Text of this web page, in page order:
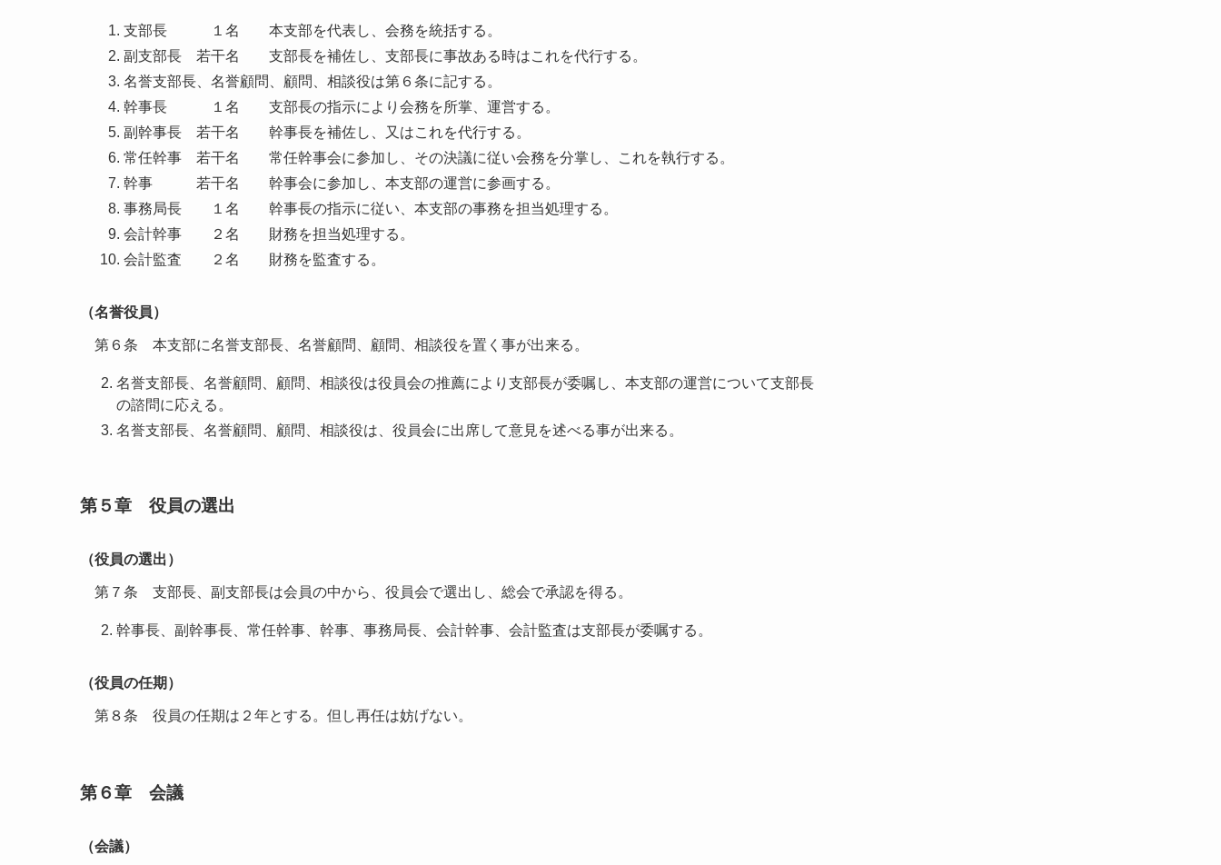
支部長 １名 本支部を代表し、会務を統括する。
副支部長 若干名 支部長を補佐し、支部長に事故ある時はこれを代行する。
名誉支部長、名誉顧問、顧問、相談役は第６条に記する。
幹事長 １名 支部長の指示により会務を所掌、運営する。
副幹事長 若干名 幹事長を補佐し、又はこれを代行する。
常任幹事 若干名 常任幹事会に参加し、その決議に従い会務を分掌し、これを執行する。
幹事 若干名 幹事会に参加し、本支部の運営に参画する。
事務局長 １名 幹事長の指示に従い、本支部の事務を担当処理する。
会計幹事 ２名 財務を担当処理する。
会計監査 ２名 財務を監査する。
（名誉役員）
第６条 本支部に名誉支部長、名誉顧問、顧問、相談役を置く事が出来る。
名誉支部長、名誉顧問、顧問、相談役は役員会の推薦により支部長が委嘱し、本支部の運営について支部長
の諮問に応える。
名誉支部長、名誉顧問、顧問、相談役は、役員会に出席して意見を述べる事が出来る。
第５章 役員の選出
（役員の選出）
第７条 支部長、副支部長は会員の中から、役員会で選出し、総会で承認を得る。
幹事長、副幹事長、常任幹事、幹事、事務局長、会計幹事、会計監査は支部長が委嘱する。
（役員の任期）
第８条 役員の任期は２年とする。但し再任は妨げない。
第６章 会議
（会議）